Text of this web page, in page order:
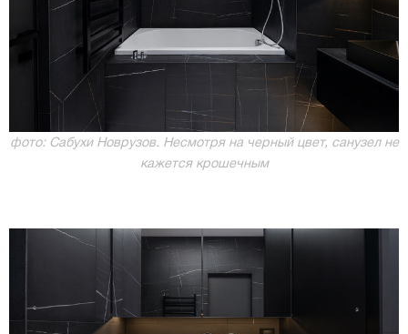
фото: Сабухи Новрузов. Несмотря на черный цвет, санузел не
кажется крошечным